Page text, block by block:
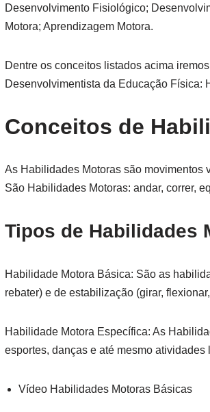
Desenvolvimento Fisiológico;
Motora; Aprendizagem Motora.
Dentre os conceitos listados acima
Desenvolvimentista da Educação Física:
Conceitos de
As Habilidades Motoras são movimentos
São Habilidades Motoras: andar, correr,
Tipos de Habilidades
Habilidade Motora Básica: São as
rebater) e de estabilização (girar,
Habilidade Motora Específica: As
esportes, danças e até mesmo atividades
Vídeo Habilidades Motoras Básicas